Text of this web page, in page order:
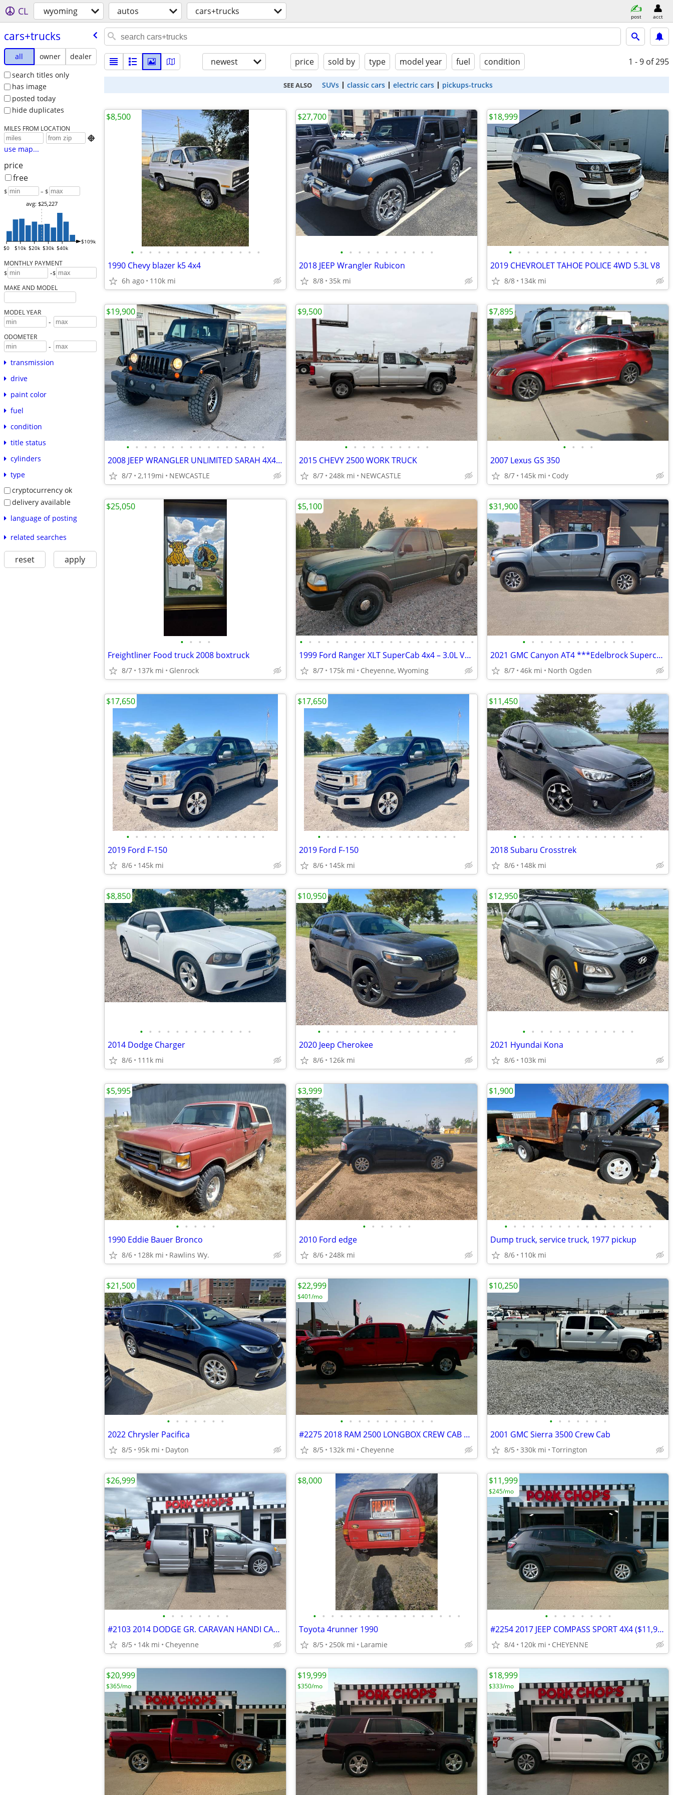
CL wyoming autos cars+trucks post acct
cars+trucks
all owner
dealer
search titles only
has image
posted today
hide duplicates
MILES FROM LOCATION

use map...
price
free
$ – $
$0 $10k $20k $30k $40k
$109k
avg: $25,227
MONTHLY PAYMENT
$ -$
MAKE AND MODEL
MODEL YEAR
-
ODOMETER
-
transmission
drive
paint color
fuel
condition
title status
cylinders
type
cryptocurrency ok
delivery available
language of posting
related searches
reset apply
newest price sold by type model year fuel condition 1 - 9 of 295
SEE ALSO SUVs classic cars electric cars pickups-trucks
• • • • • • • • • • • • • • •
1990 Chevy blazer k5 4x4
6h ago 110k mi
$8,500
• • • • • • • • • • •
2018 JEEP Wrangler Rubicon
8/8 35k mi
$27,700
• • • • • • • • • • • • • • • •
2019 CHEVROLET TAHOE POLICE 4WD 5.3L V8
8/8 134k mi
$18,999
• • • • • • • • • • • • • • • •
2008 JEEP WRANGLER UNLIMITED SARAH 4X4 WITH LS SWAP
8/7 2,119mi NEWCASTLE
$19,900
• • • • • • • • • •
2015 CHEVY 2500 WORK TRUCK
8/7 248k mi NEWCASTLE
$9,500
• • • •
2007 Lexus GS 350
8/7 145k mi Cody
$7,895
• • • •
Freightliner Food truck 2008 boxtruck
8/7 137k mi Glenrock
$25,050
• • • • • • • • • • • • • • • • • • • •
1999 Ford Ranger XLT SuperCab 4x4 – 3.0L V6 - Automatic
8/7 175k mi Cheyenne, Wyoming
$5,100
• • • • • • • • • • • • •
2021 GMC Canyon AT4 ***Edelbrock Supercharger!
8/7 46k mi North Ogden
$31,900
• • • • • • • • • • • • • • • •
2019 Ford F-150
8/6 145k mi
$17,650
• • • • • • • • • • • • • • • •
2019 Ford F-150
8/6 145k mi
$17,650
• • • • • • • • • • • • • • •
2018 Subaru Crosstrek
8/6 148k mi
$11,450
• • • • • • • • • • • • •
2014 Dodge Charger
8/6 111k mi
$8,850
• • • • • • • • • • • • • • • •
2020 Jeep Cherokee
8/6 126k mi
$10,950
• • • • • • • • • • • • •
2021 Hyundai Kona
8/6 103k mi
$12,950
• • • • •
1990 Eddie Bauer Bronco
8/6 128k mi Rawlins Wy.
$5,995
• • • • • •
2010 Ford edge
8/6 248k mi
$3,999
• • • • • • • • • • • • • • • • •
Dump truck, service truck, 1977 pickup
8/6 110k mi
$1,900
• • • • • • •
2022 Chrysler Pacifica
8/5 95k mi Dayton
$21,500
• • • • • • • • • • •
#2275 2018 RAM 2500 LONGBOX CREW CAB 4X4 ($22,999)
8/5 132k mi Cheyenne
$22,999
$401/mo
• • • • • • •
2001 GMC Sierra 3500 Crew Cab
8/5 330k mi Torrington
$10,250
• • • • • • • •
#2103 2014 DODGE GR. CARAVAN HANDI CAP VAN ($26,999)
8/5 14k mi Cheyenne
$26,999
• • • • • • • • • • • • • • • • •
Toyota 4runner 1990
8/5 250k mi Laramie
$8,000
• • • • • • • •
#2254 2017 JEEP COMPASS SPORT 4X4 ($11,999)
8/4 120k mi CHEYENNE
$11,999
$245/mo
$20,999
$365/mo
$19,999
$350/mo
$18,999
$333/mo